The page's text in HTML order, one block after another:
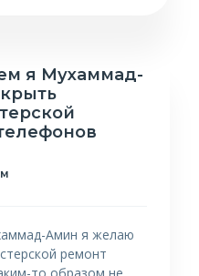
я Мухаммад-
Амин я желаю
ремонт